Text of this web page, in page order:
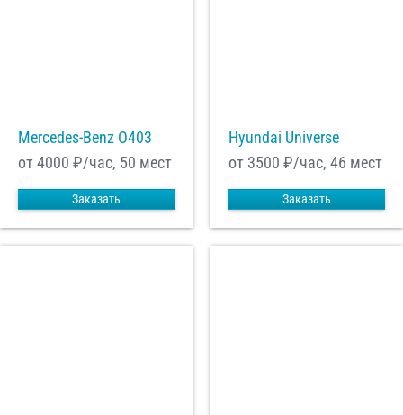
Mercedes-Benz О403
от 4000 ₽/час, 50 мест
Заказать
Hyundai Universe
от 3500 ₽/час, 46 мест
Заказать